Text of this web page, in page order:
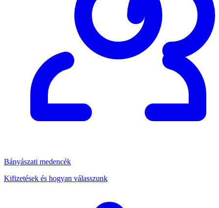
Bányászati medencék
Kifizetések és hogyan válasszunk